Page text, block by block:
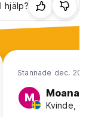
hjälp?
Stannade dec.
M Moana
Kvinde,